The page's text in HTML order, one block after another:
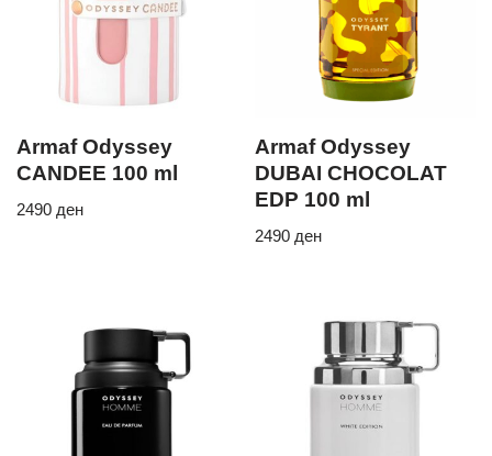
Armaf Odyssey
CANDEE 100 ml
2490 ден
Armaf Odyssey
DUBAI CHOCOLAT
EDP 100 ml
2490 ден